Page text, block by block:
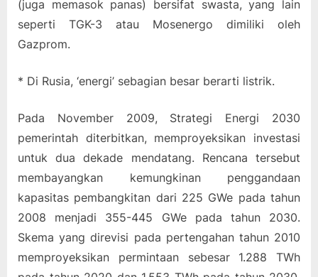
(juga memasok panas) bersifat swasta, yang lain
seperti TGK-3 atau Mosenergo dimiliki oleh
Gazprom.
* Di Rusia, ‘energi’ sebagian besar berarti listrik.
Pada November 2009, Strategi Energi 2030
pemerintah diterbitkan, memproyeksikan investasi
untuk dua dekade mendatang. Rencana tersebut
membayangkan kemungkinan penggandaan
kapasitas pembangkitan dari 225 GWe pada tahun
2008 menjadi 355-445 GWe pada tahun 2030.
Skema yang direvisi pada pertengahan tahun 2010
memproyeksikan permintaan sebesar 1.288 TWh